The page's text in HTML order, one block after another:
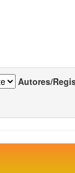
Autores/